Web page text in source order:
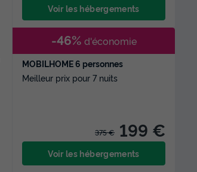
Voir les hébergements
MOBILHOME 6 personnes
Meilleur prix pour 7 nuits
375 € 199 €
-46% d'économie
Voir les hébergements